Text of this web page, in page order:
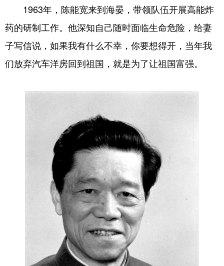
1963年，陈能宽来到海晏，带领队伍开展高能炸
药的研制工作。他深知自己随时面临生命危险，给妻
子写信说，如果我有什么不幸，你要想得开，当年我
们放弃汽车洋房回到祖国，就是为了让祖国富强。